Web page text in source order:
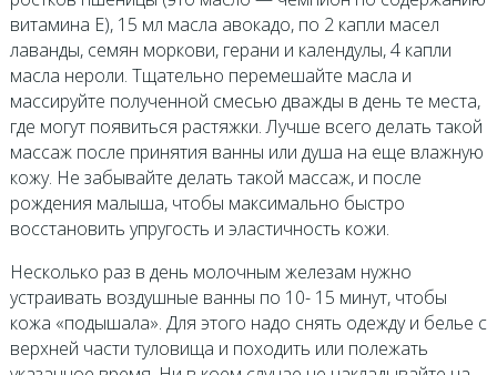
витамина Е), 15 мл масла авокадо, по 2 капли масел
лаванды, семян моркови, герани и календулы, 4 капли
масла нероли. Тщательно перемешайте масла и
массируйте полученной смесью дважды в день те места,
где могут появиться растяжки. Лучше всего делать такой
массаж после принятия ванны или душа на еще влажную
кожу. Не забывайте делать такой массаж, и после
рождения малыша, чтобы максимально быстро
восстановить упругость и эластичность кожи.
Несколько раз в день молочным железам нужно
устраивать воздушные ванны по 10- 15 минут, чтобы
кожа «подышала». Для этого надо снять одежду и белье с
верхней части туловища и походить или полежать